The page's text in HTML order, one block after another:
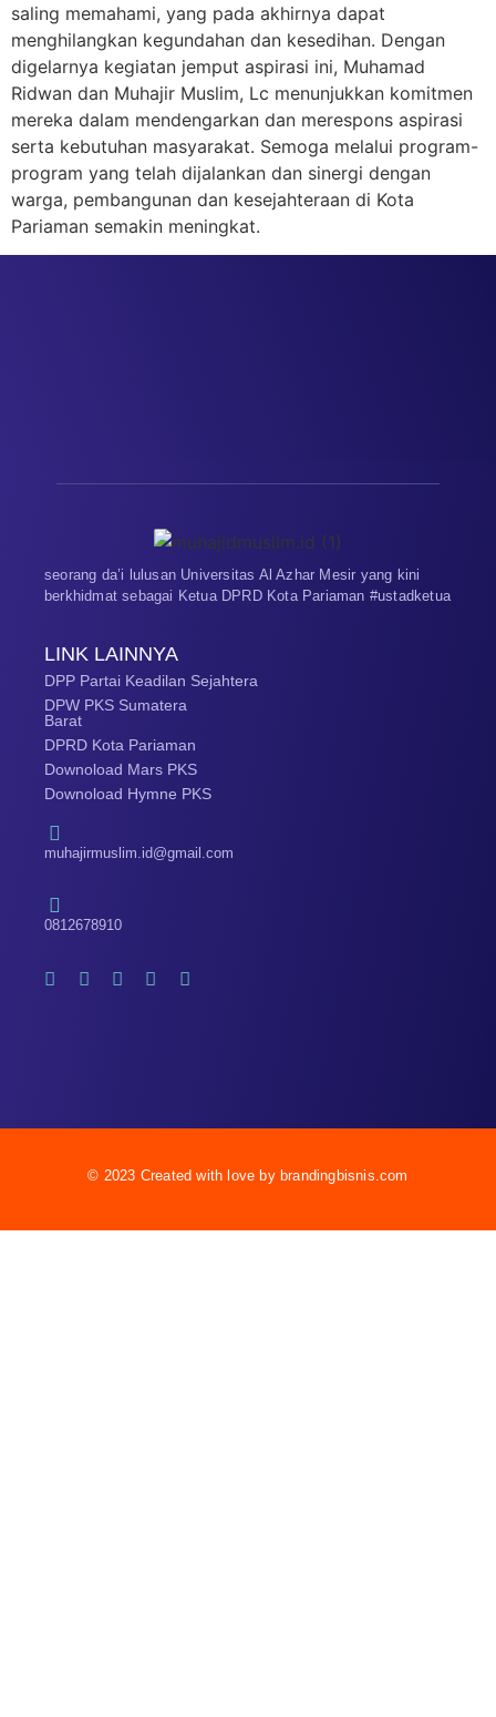
saling memahami, yang pada akhirnya dapat
menghilangkan kegundahan dan kesedihan. Dengan
digelarnya kegiatan jemput aspirasi ini, Muhamad
Ridwan dan Muhajir Muslim, Lc menunjukkan komitmen
mereka dalam mendengarkan dan merespons aspirasi
serta kebutuhan masyarakat. Semoga melalui program-
program yang telah dijalankan dan sinergi dengan
warga, pembangunan dan kesejahteraan di Kota
Pariaman semakin meningkat.
seorang da’i lulusan Universitas Al Azhar Mesir yang kini
berkhidmat sebagai Ketua DPRD Kota Pariaman #ustadketua
LINK LAINNYA
DPP Partai Keadilan Sejahtera
DPW PKS Sumatera
Barat
DPRD Kota Pariaman
Downoload Mars PKS
Downoload Hymne PKS
muhajirmuslim.id@gmail.com
0812678910
© 2023 Created with love by brandingbisnis.com